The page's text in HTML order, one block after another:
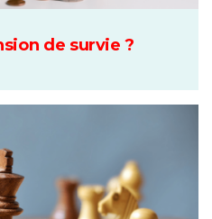
de survie ?